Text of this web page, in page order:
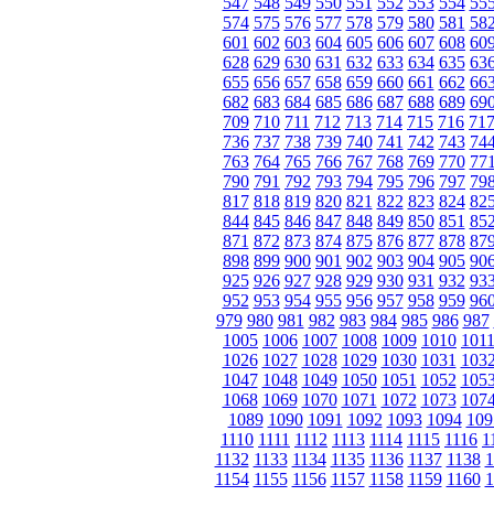
574 575 576 577 578 579 580 581
601 602 603 604 605 606 607 608
628 629 630 631 632 633 634 635
655 656 657 658 659 660 661 662
682 683 684 685 686 687 688 689
709 710 711 712 713 714 715 716 717
736 737 738 739 740 741 742 743
763 764 765 766 767 768 769 770
790 791 792 793 794 795 796 797
817 818 819 820 821 822 823 824
844 845 846 847 848 849 850 851
871 872 873 874 875 876 877 878
898 899 900 901 902 903 904 905
925 926 927 928 929 930 931 932
952 953 954 955 956 957 958 959
979 980 981 982 983 984 985 986 987
1005 1006 1007 1008 1009 1010 1011
1026 1027 1028 1029 1030 1031
1047 1048 1049 1050 1051 1052
1068 1069 1070 1071 1072 1073
1089 1090 1091 1092 1093 1094
1110 1111 1112 1113 1114 1115 1116
1132 1133 1134 1135 1136 1137 1138
1154 1155 1156 1157 1158 1159 1160